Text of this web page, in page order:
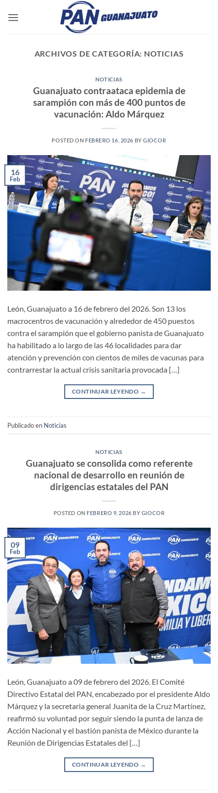
ARCHIVOS DE CATEGORÍA: NOTICIAS
NOTICIAS
Guanajuato contraataca epidemia de
sarampión con más de 400 puntos de
vacunación: Aldo Márquez
POSTED ON FEBRERO 16, 2026 BYGIOCOR
16
Feb
León, Guanajuato a 16 de febrero del 2026. Son 13 los
macrocentros de vacunación y alrededor de 450 puestos
contra el sarampión que el gobierno panista de Guanajuato
ha habilitado a lo largo de las 46 localidades para dar
atención y prevención con cientos de miles de vacunas para
contrarrestar la actual crisis sanitaria provocada […]
CONTINUAR LEYENDO →
Publicado en Noticias
NOTICIAS
Guanajuato se consolida como referente
nacional de desarrollo en reunión de
dirigencias estatales del PAN
POSTED ON FEBRERO 9, 2026 BY GIOCOR
09
Feb
León, Guanajuato a 09 de febrero del 2026. El Comité
Directivo Estatal del PAN, encabezado por el presidente Aldo
Márquez y la secretaria general Juanita de la Cruz Martínez,
reafirmó su voluntad por seguir siendo la punta de lanza de
Acción Nacional y el bastión panista de México durante la
Reunión de Dirigencias Estatales del […]
CONTINUAR LEYENDO →